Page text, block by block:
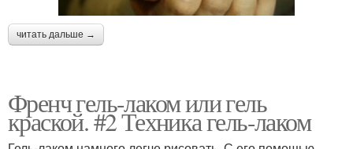
читать дальше →
Френч гель-лаком или гель
краской. #2 Техника гель-лаком